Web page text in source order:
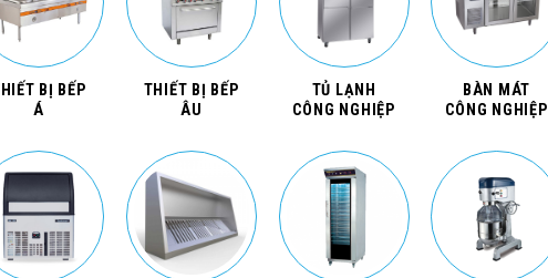
BỊ BẾP
Á
THIẾT BỊ BẾP
ÂU
TỦ LẠNH
CÔNG NGHIỆP
BÀN MÁT
CÔNG NGHIỆP